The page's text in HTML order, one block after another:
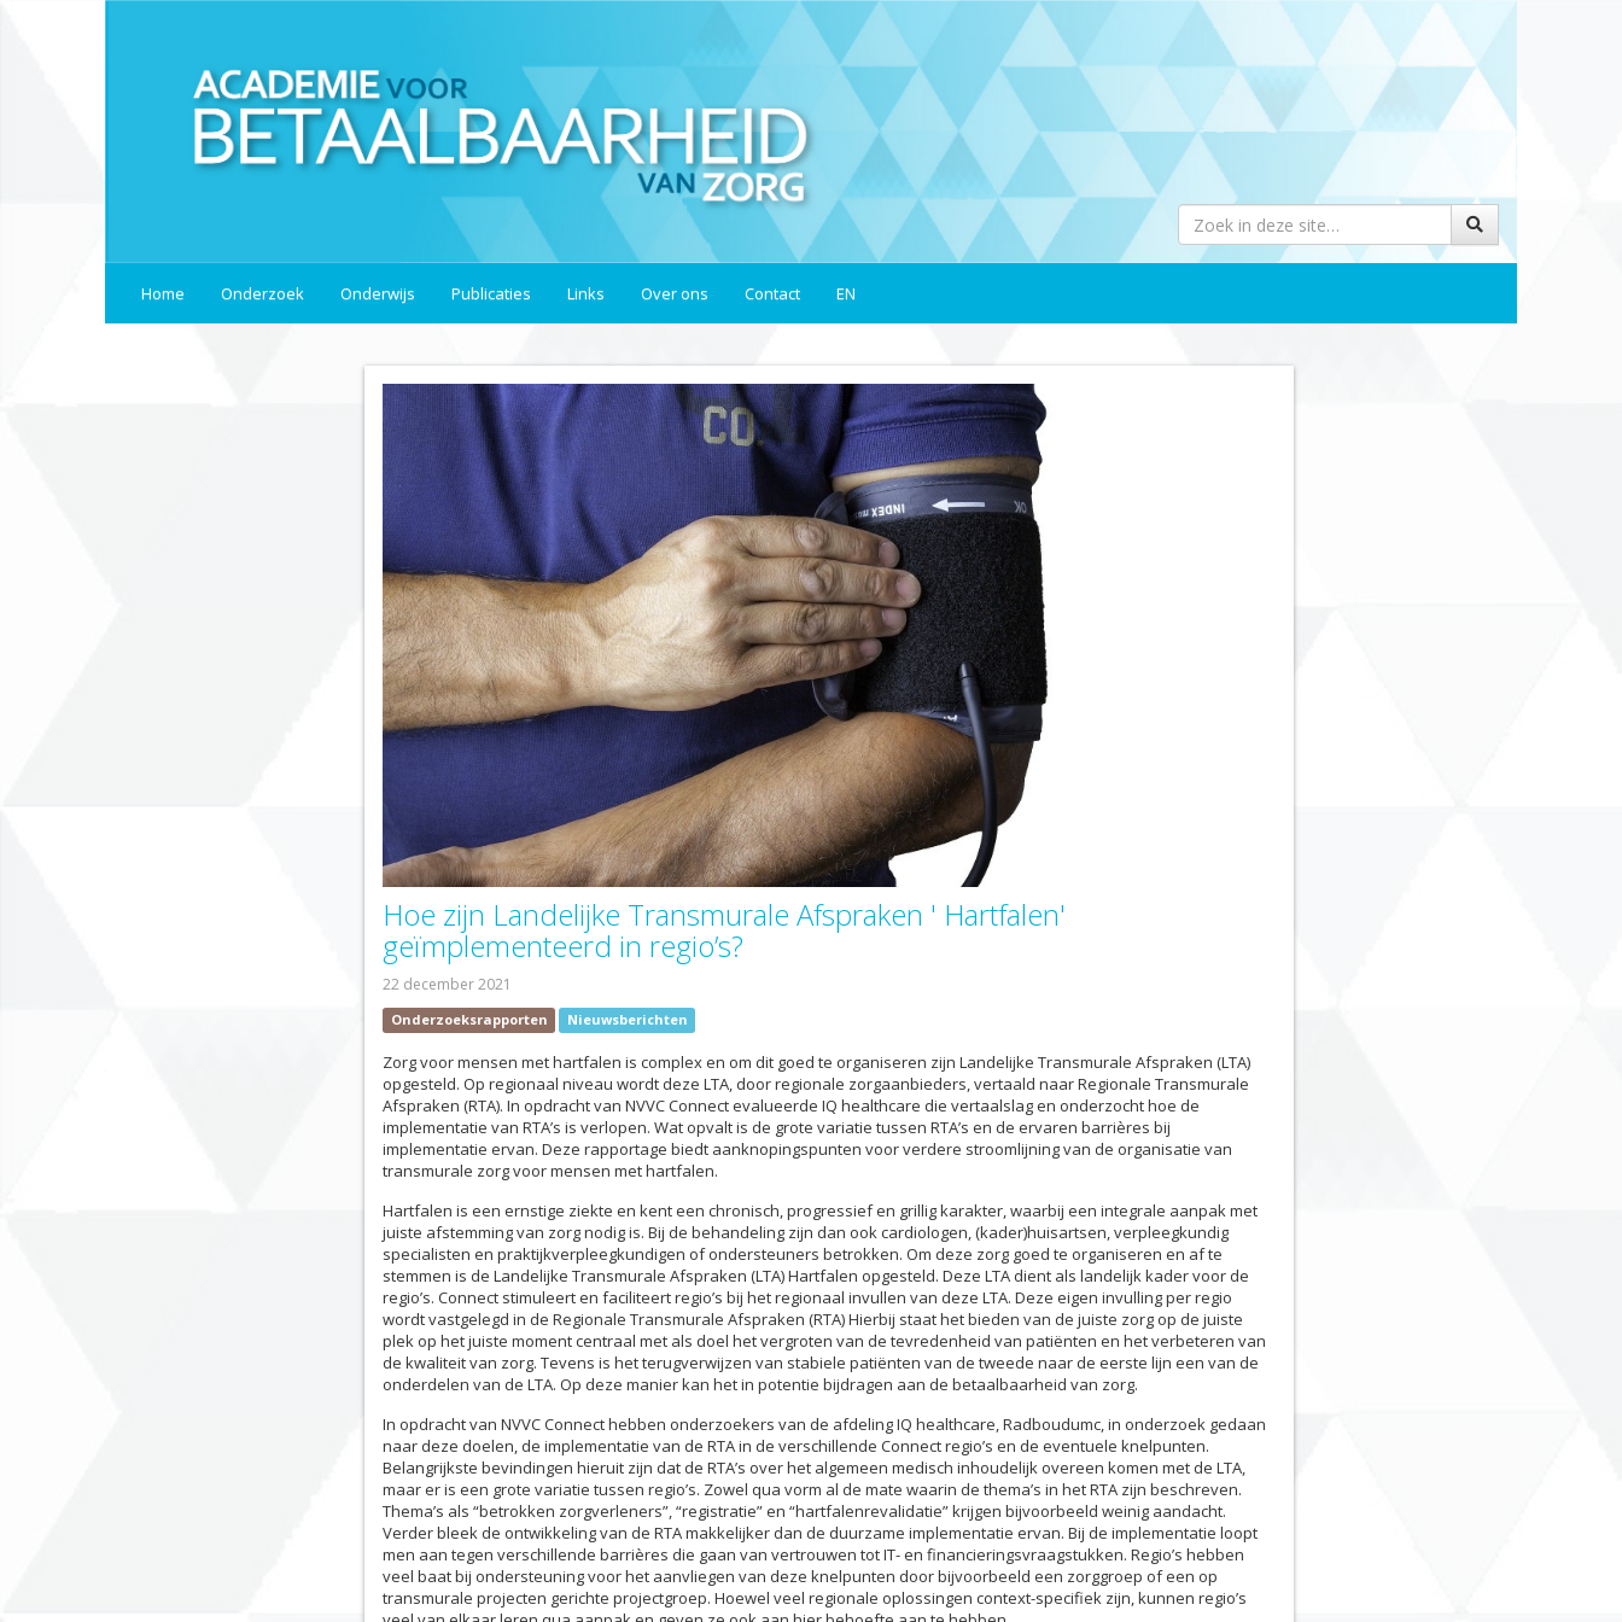
Home Onderzoek Onderwijs Publicaties Links Over ons Contact EN
Hoe zijn Landelijke Transmurale Afspraken ' Hartfalen'
geïmplementeerd in regio’s?
22 december 2021
Onderzoeksrapporten Nieuwsberichten
Zorg voor mensen met hartfalen is complex en om dit goed te organiseren zijn Landelijke Transmurale Afspraken (LTA)
opgesteld. Op regionaal niveau wordt deze LTA, door regionale zorgaanbieders, vertaald naar Regionale Transmurale
Afspraken (RTA). In opdracht van NVVC Connect evalueerde IQ healthcare die vertaalslag en onderzocht hoe de
implementatie van RTA’s is verlopen. Wat opvalt is de grote variatie tussen RTA’s en de ervaren barrières bij
implementatie ervan. Deze rapportage biedt aanknopingspunten voor verdere stroomlijning van de organisatie van
transmurale zorg voor mensen met hartfalen.
Hartfalen is een ernstige ziekte en kent een chronisch, progressief en grillig karakter, waarbij een integrale aanpak met
juiste afstemming van zorg nodig is. Bij de behandeling zijn dan ook cardiologen, (kader)huisartsen, verpleegkundig
specialisten en praktijkverpleegkundigen of ondersteuners betrokken. Om deze zorg goed te organiseren en af te
stemmen is de Landelijke Transmurale Afspraken (LTA) Hartfalen opgesteld. Deze LTA dient als landelijk kader voor de
regio’s. Connect stimuleert en faciliteert regio’s bij het regionaal invullen van deze LTA. Deze eigen invulling per regio
wordt vastgelegd in de Regionale Transmurale Afspraken (RTA) Hierbij staat het bieden van de juiste zorg op de juiste
plek op het juiste moment centraal met als doel het vergroten van de tevredenheid van patiënten en het verbeteren van
de kwaliteit van zorg. Tevens is het terugverwijzen van stabiele patiënten van de tweede naar de eerste lijn een van de
onderdelen van de LTA. Op deze manier kan het in potentie bijdragen aan de betaalbaarheid van zorg.
In opdracht van NVVC Connect hebben onderzoekers van de afdeling IQ healthcare, Radboudumc, in onderzoek gedaan
naar deze doelen, de implementatie van de RTA in de verschillende Connect regio’s en de eventuele knelpunten.
Belangrijkste bevindingen hieruit zijn dat de RTA’s over het algemeen medisch inhoudelijk overeen komen met de LTA,
maar er is een grote variatie tussen regio’s. Zowel qua vorm al de mate waarin de thema’s in het RTA zijn beschreven.
Thema’s als “betrokken zorgverleners”, “registratie” en “hartfalenrevalidatie” krijgen bijvoorbeeld weinig aandacht.
Verder bleek de ontwikkeling van de RTA makkelijker dan de duurzame implementatie ervan. Bij de implementatie loopt
men aan tegen verschillende barrières die gaan van vertrouwen tot IT- en financieringsvraagstukken. Regio’s hebben
veel baat bij ondersteuning voor het aanvliegen van deze knelpunten door bijvoorbeeld een zorggroep of een op
transmurale projecten gerichte projectgroep. Hoewel veel regionale oplossingen context-specifiek zijn, kunnen regio’s